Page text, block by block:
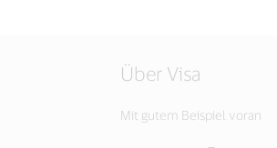
Über Visa
Mit gutem Beispiel voran